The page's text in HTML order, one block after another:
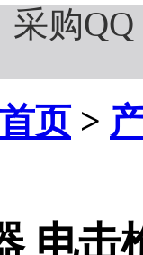
采购QQ
页>
电击